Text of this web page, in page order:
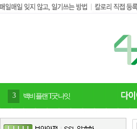
4 감말랭이